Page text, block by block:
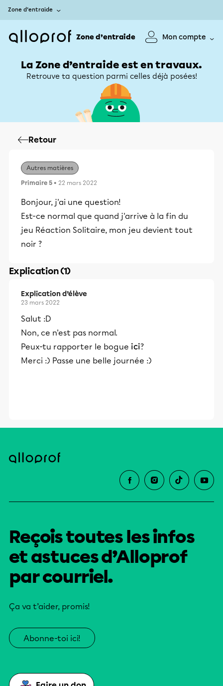
Zone d’entraide
Zone d’entraide Mon compte
La Zone d’entraide est en travaux.
Retrouve ta question parmi celles déjà posées!
Retour
Autres matières
Primaire 5 • 22 mars 2022
Bonjour, j'ai une question!
Est-ce normal que quand j'arrive à la fin du
jeu Réaction Solitaire, mon jeu devient tout
noir ?
Explication (1)
Explication d’élève
23 mars 2022
Salut :D
Non, ce n'est pas normal.
Peux-tu rapporter le bogue ici?
Merci :) Passe une belle journée :)
Reçois toutes les infos
et astuces d’Alloprof
par courriel.
Ça va t’aider, promis!
Abonne-toi ici!